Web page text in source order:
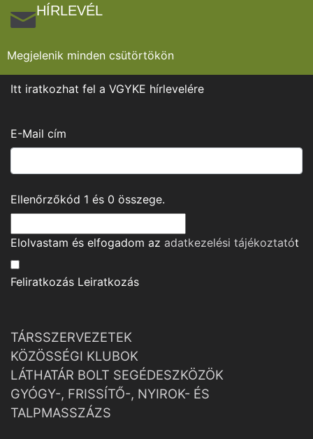
HÍRLEVÉL
Megjelenik minden csütörtökön
Itt iratkozhat fel a VGYKE hírlevelére
E-Mail cím
Ellenőrzőkód 1 és 0 összege.
Elolvastam és elfogadom az adatkezelési tájékoztatót
Feliratkozás Leiratkozás
TÁRSSZERVEZETEK
KÖZÖSSÉGI KLUBOK
LÁTHATÁR BOLT SEGÉDESZKÖZÖK
GYÓGY-, FRISSÍTŐ-, NYIROK- ÉS
TALPMASSZÁZS